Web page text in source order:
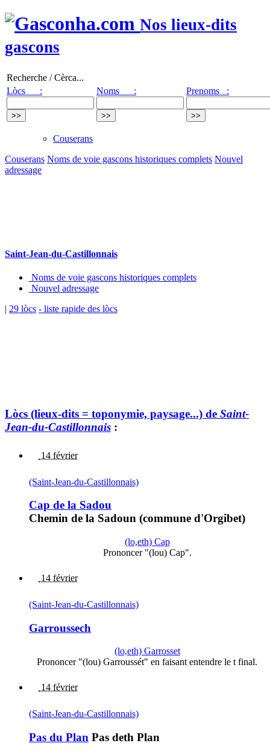
Nos lieux-dits
gascons
Recherche / Cèrca...
Lòcs :
Noms : Prenoms :
Couserans
Couserans Noms de voie gascons historiques complets Nouvel
adressage
Saint-Jean-du-Castillonnais
Noms de voie gascons historiques complets
Nouvel adressage
| 29 lòcs - liste rapide des lòcs
Lòcs (lieux-dits = toponymie, paysage...) de Saint-
Jean-du-Castillonnais :
14 février
(Saint-Jean-du-Castillonnais)
Cap de la Sadou
Chemin de la Sadoun (commune d'Orgibet)
(lo,eth) Cap
Prononcer "(lou) Cap".
14 février
(Saint-Jean-du-Castillonnais)
Garroussech
(lo,eth) Garrosset
Prononcer "(lou) Garroussét" en faisant entendre le t final.
14 février
(Saint-Jean-du-Castillonnais)
Pas du Plan Pas deth Plan